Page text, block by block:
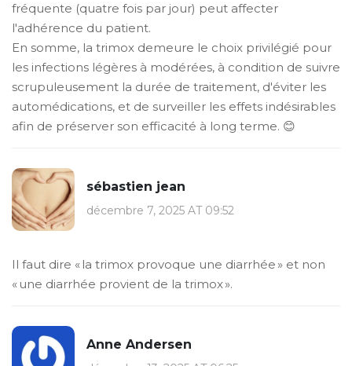
fréquente (quatre fois par jour) peut affecter
l'adhérence du patient.
En somme, la trimox demeure le choix privilégié pour
les infections légères à modérées, à condition de suivre
scrupuleusement la durée de traitement, d'éviter les
automédications, et de surveiller les effets indésirables
afin de préserver son efficacité à long terme. 😊
sébastien jean
décembre 7, 2025 AT 09:52
Il faut dire « la trimox provoque une diarrhée » et non
« une diarrhée provient de la trimox ».
Anne Andersen